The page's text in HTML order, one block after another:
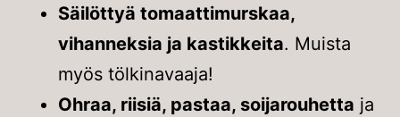
Säilöttyä tomaattimurskaa,
vihanneksia ja kastikkeita. Muista
myös tölkinavaaja!
Ohraa, riisiä, pastaa, soijarouhetta ja